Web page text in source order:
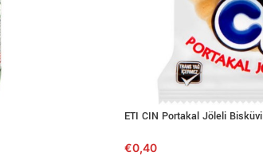
ETI CIN Portakal Jöleli Bisküvi
€0,40